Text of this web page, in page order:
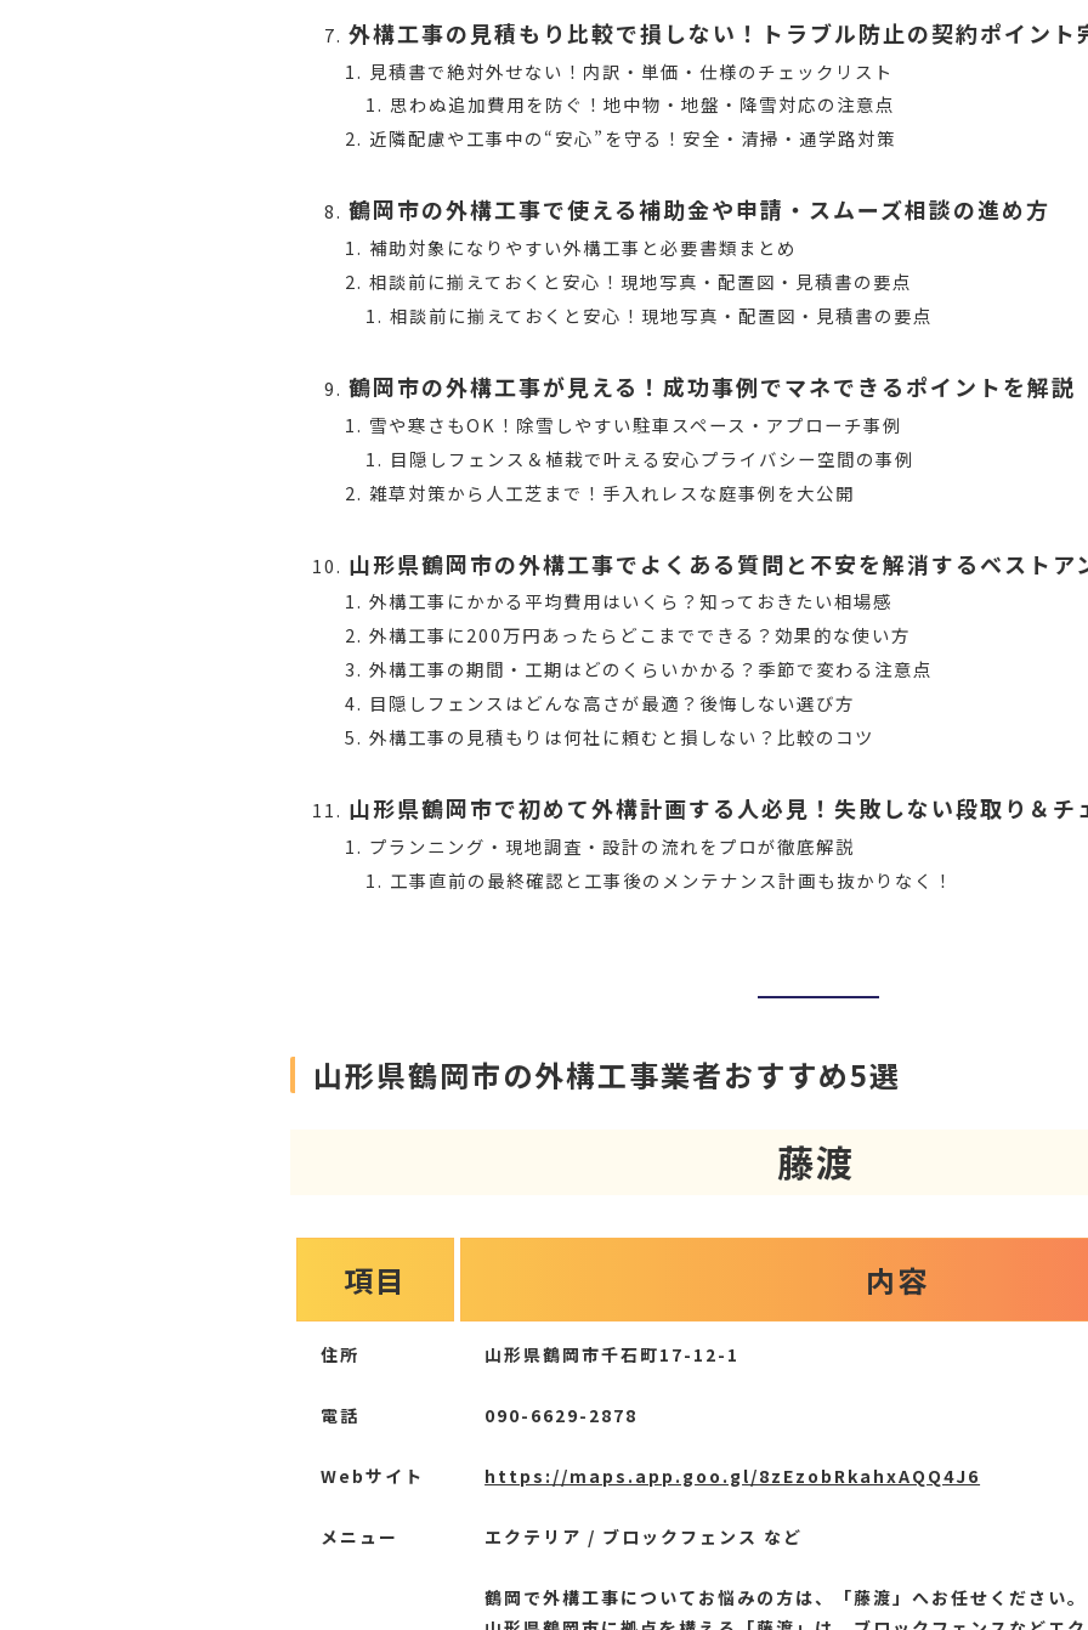
外構工事の見積もり比較で損しない！トラブル防止の契約ポイント
見積書で絶対外せない！内訳・単価・仕様のチェックリスト
思わぬ追加費用を防ぐ！地中物・地盤・降雪対応の注意点
近隣配慮や工事中の“安心”を守る！安全・清掃・通学路対策
鶴岡市の外構工事で使える補助金や申請・スムーズ相談の進め方
補助対象になりやすい外構工事と必要書類まとめ
相談前に揃えておくと安心！現地写真・配置図・見積書の要点
相談前に揃えておくと安心！現地写真・配置図・見積書の要点
鶴岡市の外構工事が見える！成功事例でマネできるポイントを解説
雪や寒さもOK！除雪しやすい駐車スペース・アプローチ事例
目隠しフェンス＆植栽で叶える安心プライバシー空間の事例
雑草対策から人工芝まで！手入れレスな庭事例を大公開
山形県鶴岡市の外構工事でよくある質問と不安を解消するベストア
外構工事にかかる平均費用はいくら？知っておきたい相場感
外構工事に200万円あったらどこまでできる？効果的な使い方
外構工事の期間・工期はどのくらいかかる？季節で変わる注意点
目隠しフェンスはどんな高さが最適？後悔しない選び方
外構工事の見積もりは何社に頼むと損しない？比較のコツ
山形県鶴岡市で初めて外構計画する人必見！失敗しない段取り＆チ
プランニング・現地調査・設計の流れをプロが徹底解説
工事直前の最終確認と工事後のメンテナンス計画も抜かりなく！
山形県鶴岡市の外構工事業者おすすめ5選
藤渡
項目 内容
住所 山形県鶴岡市千石町17-12-1
電話 090-6629-2878
Webサイト https://maps.app.goo.gl/8zEzobRkahxAQQ4J6
メニュー エクテリア / ブロックフェンス など
鶴岡で外構工事についてお悩みの方は、「藤渡」へお任せください。